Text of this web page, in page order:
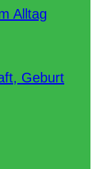
Alltag
Geburt